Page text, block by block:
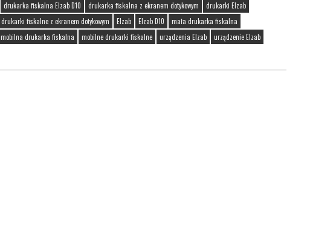
drukarka fiskalna Elzab D10 drukarka fiskalna z ekranem dotykowym
drukarki Elzab
drukarki fiskalne z ekranem dotykowym Elzab Elzab D10
mała drukarka fiskalna
mobilna drukarka fiskalna mobilne drukarki fiskalne urządzenia Elzab urządzenie Elzab